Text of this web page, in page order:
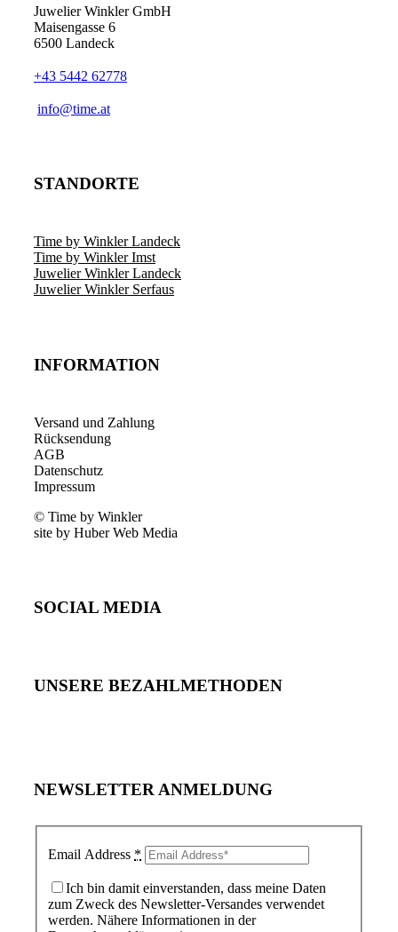
Juwelier Winkler GmbH
Maisengasse 6
6500 Landeck
+43 5442 62778
info@time.at
STANDORTE
Time by Winkler Landeck
Time by Winkler Imst
Juwelier Winkler Landeck
Juwelier Winkler Serfaus
INFORMATION
Versand und Zahlung
Rücksendung
AGB
Datenschutz
Impressum
© Time by Winkler
site by Huber Web Media
SOCIAL MEDIA
UNSERE BEZAHLMETHODEN
NEWSLETTER ANMELDUNG
Email Address *
Ich bin damit einverstanden, dass meine Daten
zum Zweck des Newsletter-Versandes verwendet
werden. Nähere Informationen in der